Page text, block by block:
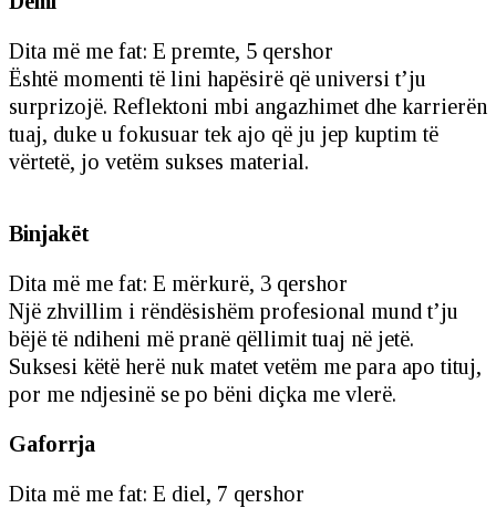
Dita më me fat: E premte, 5 qershor
Është momenti të lini hapësirë që universi t’ju
surprizojë. Reflektoni mbi angazhimet dhe karrierën
tuaj, duke u fokusuar tek ajo që ju jep kuptim të
vërtetë, jo vetëm sukses material.
Binjakët
Dita më me fat: E mërkurë, 3 qershor
Një zhvillim i rëndësishëm profesional mund t’ju
bëjë të ndiheni më pranë qëllimit tuaj në jetë.
Suksesi këtë herë nuk matet vetëm me para apo tituj,
por me ndjesinë se po bëni diçka me vlerë.
Gaforrja
Dita më me fat: E diel, 7 qershor